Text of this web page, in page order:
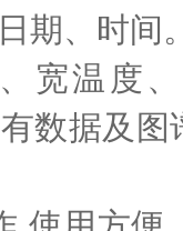
期、时间
宽温度
数据及